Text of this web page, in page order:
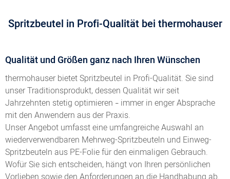
Spritzbeutel in Profi-Qualität bei thermohauser
Qualität und Größen ganz nach Ihren Wünschen
thermohauser bietet Spritzbeutel in Profi-Qualität. Sie sind
unser Traditionsprodukt, dessen Qualität wir seit
Jahrzehnten stetig optimieren – immer in enger Absprache
mit den Anwendern aus der Praxis.
Unser Angebot umfasst eine umfangreiche Auswahl an
wiederverwendbaren Mehrweg-Spritzbeuteln und Einweg-
Spritzbeuteln aus PE-Folie für den einmaligen Gebrauch.
Wofür Sie sich entscheiden, hängt von Ihren persönlichen